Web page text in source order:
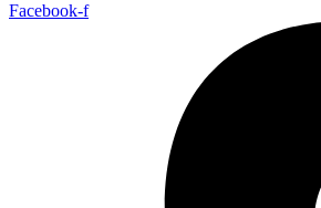
Facebook-f